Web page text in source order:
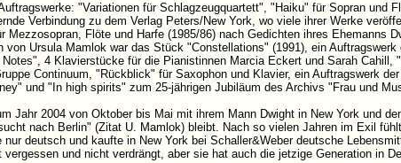
"Variationen für Schlagzeugquartett", "Haiku" für Sopran und
Verbindung zu dem Verlag Peters/New York, wo viele ihrer Werke
Mezzosopran, Flöte und Harfe (1985/86) nach Gedichten ihres Ehemanns
von Ursula Mamlok war das Stück "Constellations" (1991), ein
4 Klavierstücke für die Pianistinnen Marcia Eckert und Sarah
Continuum, "Rückblick" für Saxophon und Klavier, ein Auftragswerk
und "In high spirits" zum 25-jährigen Jubiläum des Archivs "Frau und
Jahr 2004 von Oktober bis Mai mit ihrem Mann Dwight in New York und
nach Berlin" (Zitat U. Mamlok) bleibt. Nach so vielen Jahren im Exil
deutsch und kaufte in New York bei Schaller&Weber deutsche
und nicht verdrängt, aber sie hat auch die jetzige Generation in